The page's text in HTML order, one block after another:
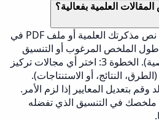
العلمية بفعالية؟
الخطوة 1: قم بتحميل أو لصق نص مذكرتك العلمية أو ملف PDF في
الخطوة 2: اختر طول الملخص المرغوب أو التنسيق
(موجز، مفصل، أو نقاط رصاصية). الخطوة 3: اختر أي مجالات تركيز
النتائج، أو الاستنتاجات).
وقم بتعديل المعايير إذا لزم الأمر.
حفظ ملخصك في التنسيق الذي تفضله